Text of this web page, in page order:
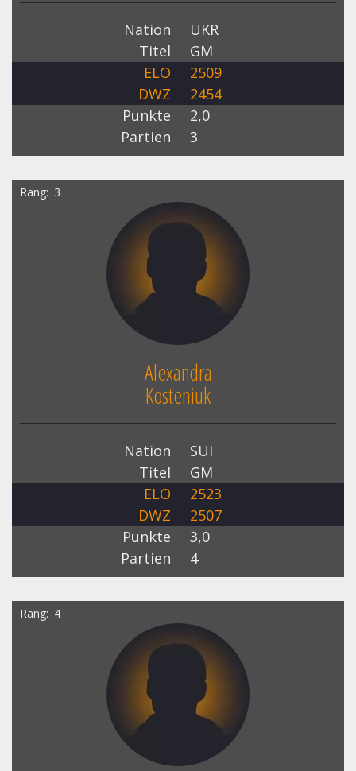
Nation
UKR
Titel
GM
ELO
2509
DWZ
2454
Punkte
2,0
Partien
3
Rang 3
Alexandra
Kosteniuk
Nation
SUI
Titel
GM
ELO
2523
DWZ
2507
Punkte
3,0
Partien
4
Rang 4